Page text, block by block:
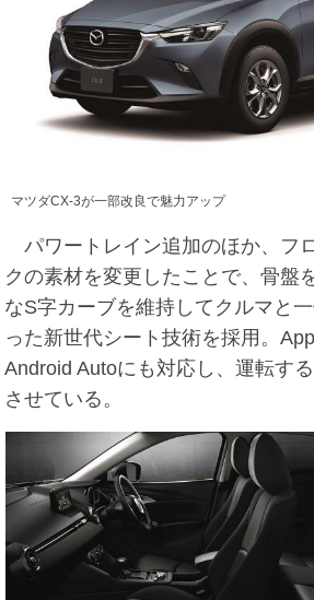
マツダCX-3が一部改良で魅力アップ
パワートレイン追加のほか、フ
クの素材を変更したことで、骨盤
なS字カーブを維持してクルマと
った新世代シート技術を採用。
Android Autoにも対応し、運転す
させている。